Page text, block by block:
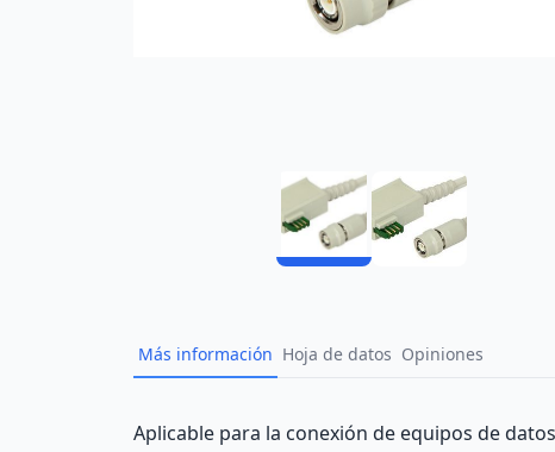
Más información Hoja de datos Opiniones
Description
Aplicable para la conexión de equipos de